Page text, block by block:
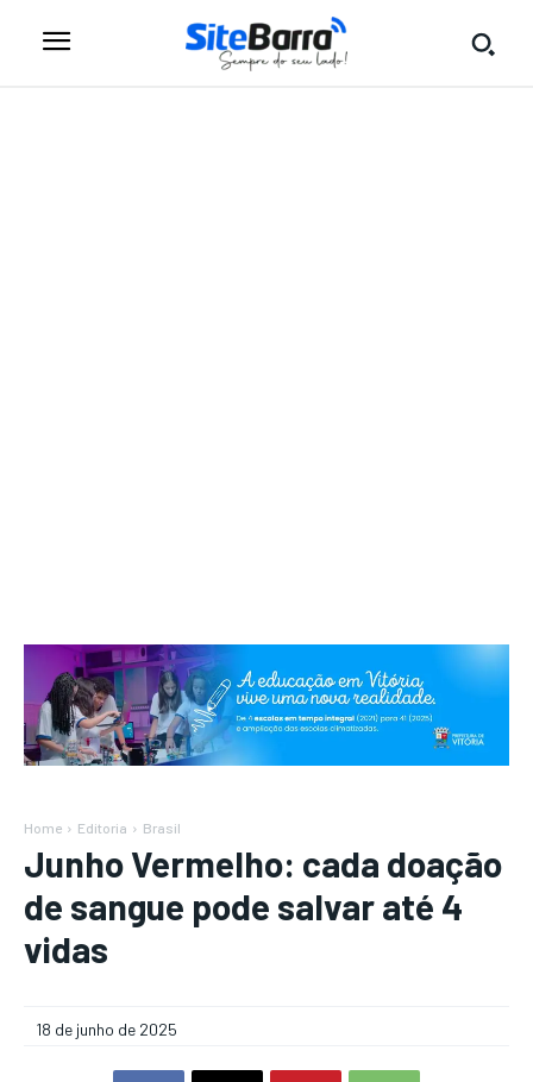
Home Editoria Brasil
Junho Vermelho: cada doação
de sangue pode salvar até 4
vidas
18 de junho de 2025